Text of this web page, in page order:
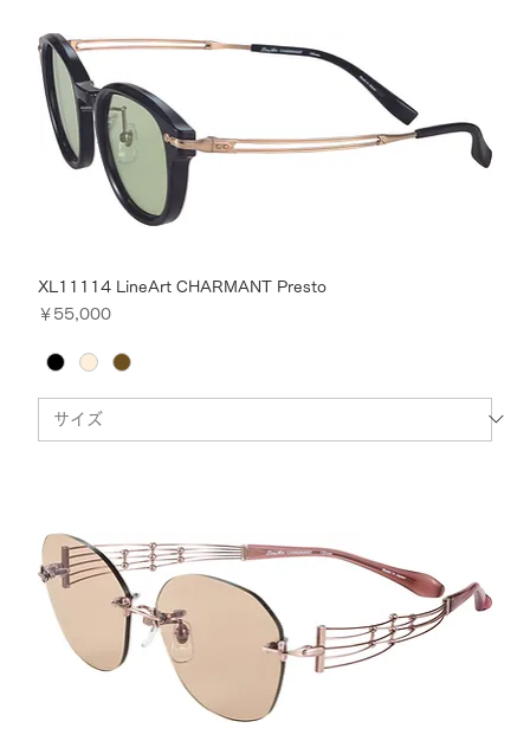
XL11114 LineArt CHARMANT Presto
価格
￥55,000